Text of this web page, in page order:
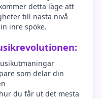
detta läge att
till nästa nivå
inre spöke.
som delar din
du får ut det mesta